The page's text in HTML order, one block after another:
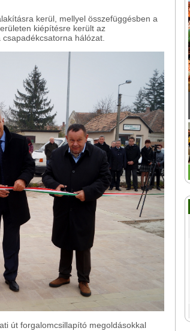
kerül, mellyel összefüggésben a
kiépítésre került az
hálózat.
út forgalomcsillapító megoldásokkal